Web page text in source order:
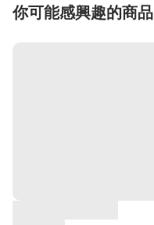
你可能感興趣的商品